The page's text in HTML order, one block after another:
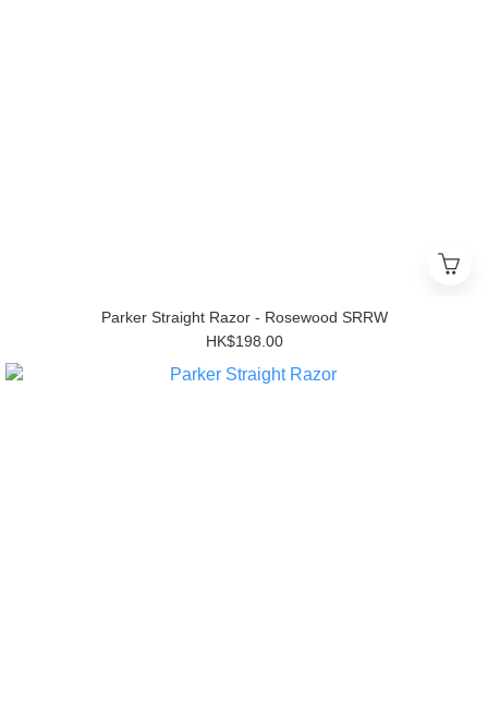
Parker Straight Razor - Rosewood SRRW
HK$198.00